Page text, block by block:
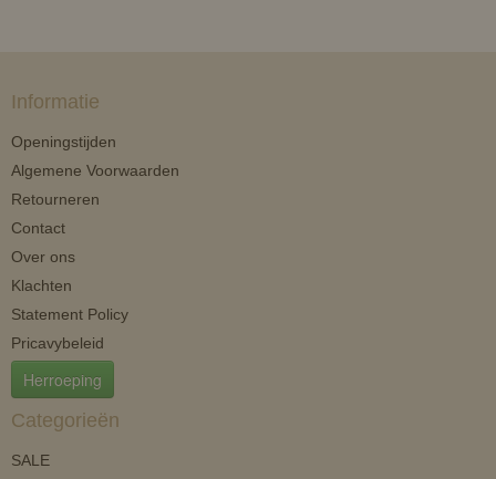
Informatie
Openingstijden
Algemene Voorwaarden
Retourneren
Contact
Over ons
Klachten
Statement Policy
Pricavybeleid
Herroeping
Categorieën
SALE